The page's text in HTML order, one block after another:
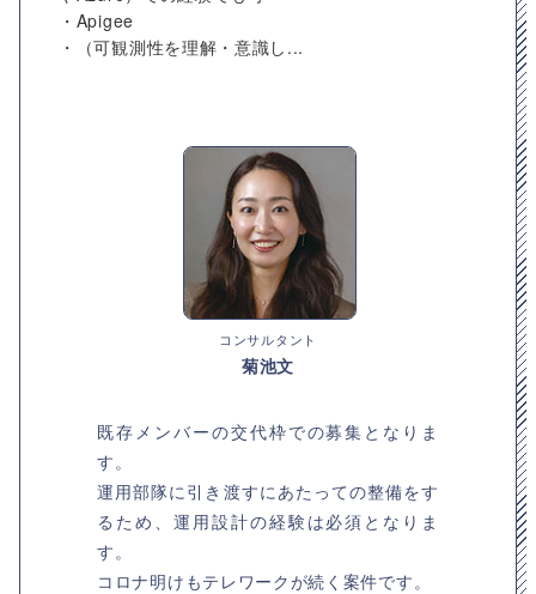
・Apigee
・（可観測性を理解・意識し...
コンサルタント
菊池文
既存メンバーの交代枠での募集となりま
す。
運用部隊に引き渡すにあたっての整備をす
るため、運用設計の経験は必須となりま
す。
コロナ明けもテレワークが続く案件です。